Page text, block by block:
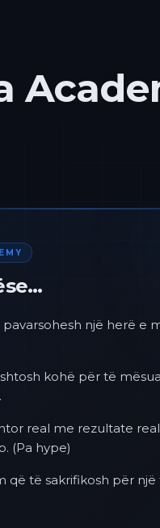
një herë e
kohë për të
real me rezultate
(Pa hype)
që të sakrifikosh për